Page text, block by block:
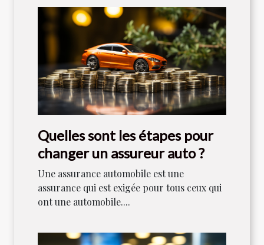
Quelles sont les étapes pour
changer un assureur auto ?
Une assurance automobile est une
assurance qui est exigée pour tous ceux qui
ont une automobile....